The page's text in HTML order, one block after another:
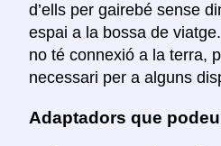
d’ells per gairebé sense
espai a la bossa de
no té connexió a la terra,
necessari per a alguns
Adaptadors que